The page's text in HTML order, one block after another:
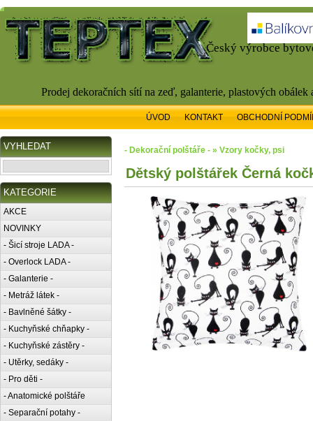
Český výrobce
Prodej dekoračních sítí na zeď, galanterie, plastových
ÚVOD KONTAKT OBCHODNÍ
VYHLEDAT
KATEGORIE
AKCE
NOVINKY
- Šicí stroje LADA -
- Overlock LADA -
- Galanterie -
- Metráž látek -
- Bavlněné šátky -
- Kuchyňské chňapky -
- Kuchyňské zástěry -
- Utěrky, sedáky -
- Pro děti -
- Anatomické polštáře
- Separační potahy -
- Dekorační polštáře - » Vzory kočky, psi
Dětský polštářek Černá